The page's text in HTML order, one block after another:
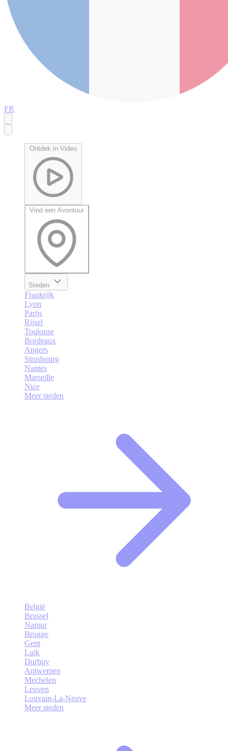
FR
Ontdek in Video
Vind een Avontuur
Steden
Frankrijk
Lyon
Parijs
Rijsel
Toulouse
Bordeaux
Angers
Strasbourg
Nantes
Marseille
Nice
Meer steden
België
Brussel
Namur
Brugge
Gent
Luik
Durbuy
Antwerpen
Mechelen
Leuven
Louvain-La-Neuve
Meer steden